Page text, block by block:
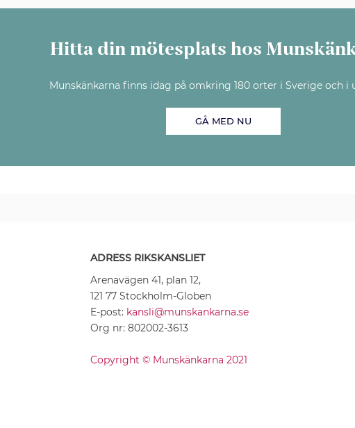
Hitta din mötesplats hos
Munskänkarna finns idag på omkring 180 orter i Sverige och i
GÅ MED NU
ADRESS RIKSKANSLIET
Arenavägen 41, plan 12,
121 77 Stockholm-Globen
E-post: kansli@munskankarna.se
Org nr: 802002-3613
Copyright © Munskänkarna 2021